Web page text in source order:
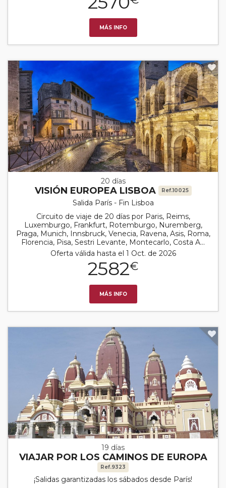
MÁS INFO
20 días
VISIÓN EUROPEA LISBOA Ref.10025
Salida París - Fin Lisboa
Circuito de viaje de 20 días por Paris, Reims,
Luxemburgo, Frankfurt, Rotemburgo, Nuremberg,
Praga, Munich, Innsbruck, Venecia, Ravena, Asis, Roma,
Florencia, Pisa, Sestri Levante, Montecarlo, Costa A...
Oferta válida hasta el 1 Oct. de 2026
2582€
MÁS INFO
19 días
VIAJAR POR LOS CAMINOS DE EUROPA
Ref.9323
¡Salidas garantizadas los sábados desde París!